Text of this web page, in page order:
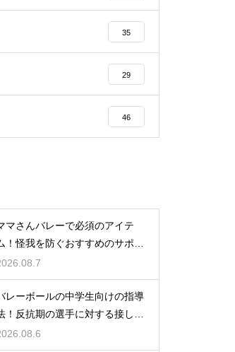
35
29
46
マさんバレーで必須のアイテ
！怪我を防ぐおすすめのサポー
ー
レーボールの中学生向けの指導
！反抗期の選手に対する接し方
コツ